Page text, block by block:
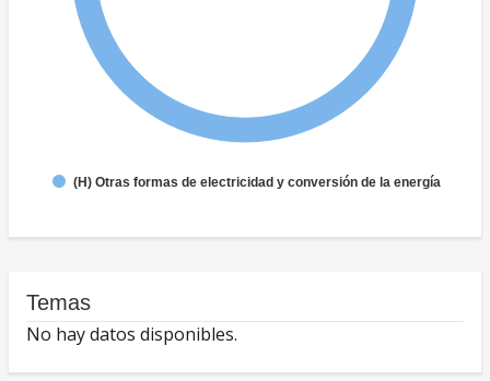
(H) Otras formas de electricidad y conversión de la energía
Temas
No hay datos disponibles.